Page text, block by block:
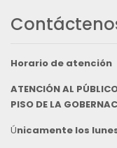
Horario de atención
ATENCIÓN AL
PISO DE LA
Únicamente los